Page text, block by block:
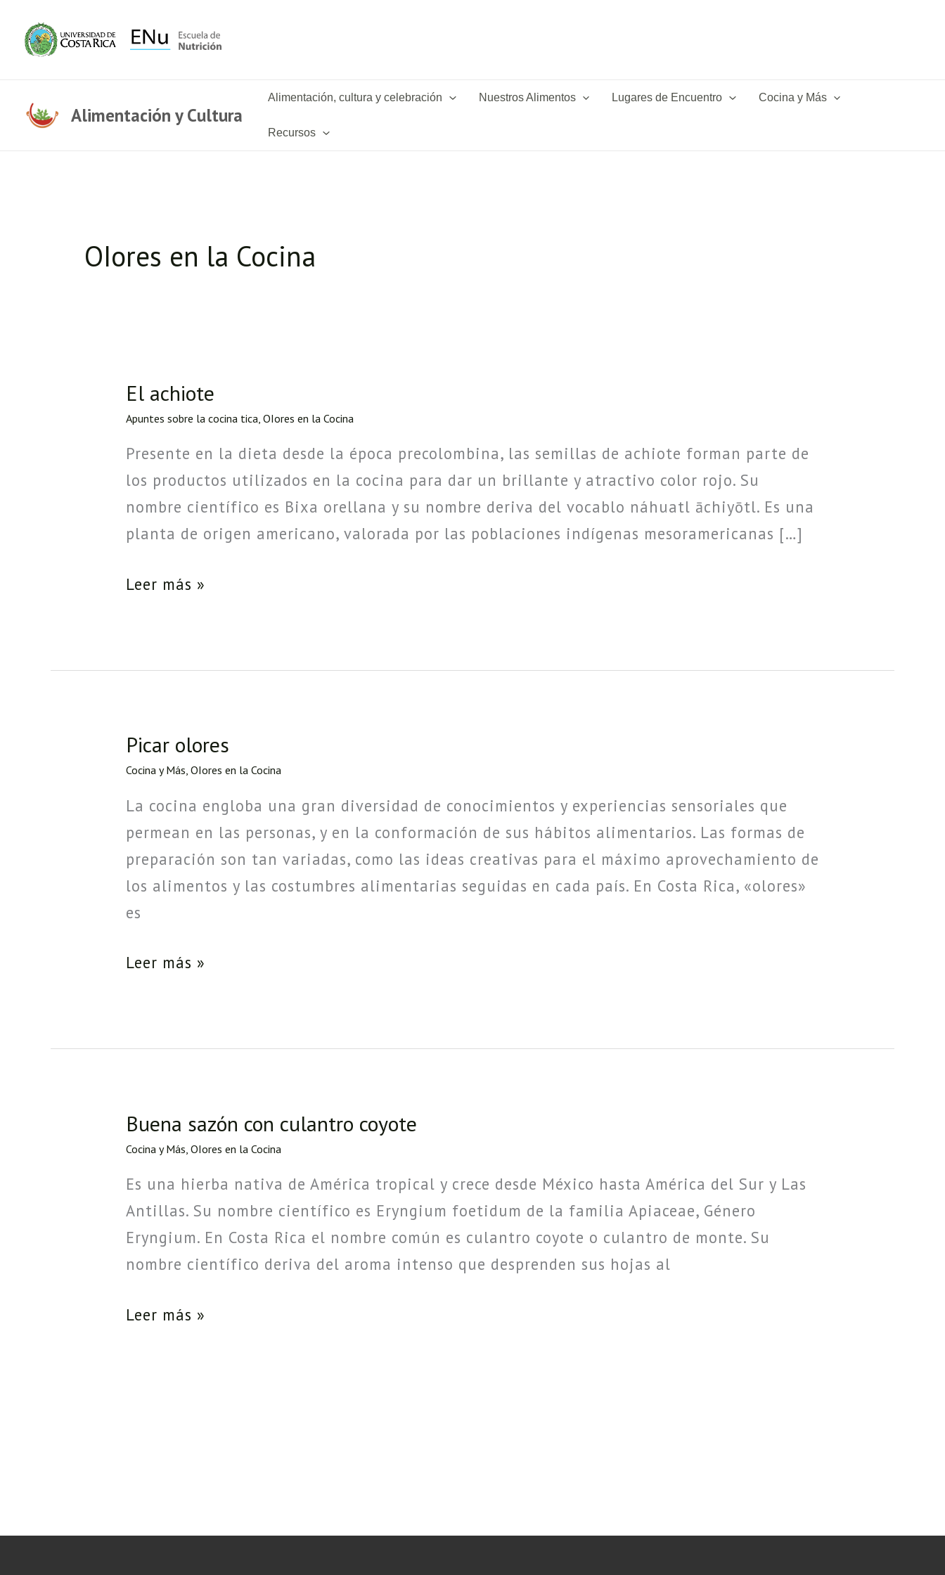
contenido
Alimentación y Cultura
Alimentación, cultura y celebración Nuestros Alimentos Lugares de Encuentro Cocina y Más
Recursos
OIores en la Cocina
El achiote
Apuntes sobre la cocina tica OIores en la Cocina
Presente en la dieta desde la época precolombina, las semillas de achiote forman parte de
los productos utilizados en la cocina para dar un brillante y atractivo color rojo. Su
nombre científico es Bixa orellana y su nombre deriva del vocablo náhuatl āchiyōtl. Es una
planta de origen americano, valorada por las poblaciones indígenas mesoramericanas […]
El
achiote
Leer más »
Picar olores
Cocina y Más, OIores en la Cocina
La cocina engloba una gran diversidad de conocimientos y experiencias sensoriales que
permean en las personas, y en la conformación de sus hábitos alimentarios. Las formas de
preparación son tan variadas, como las ideas creativas para el máximo aprovechamiento de
los alimentos y las costumbres alimentarias seguidas en cada país. En Costa Rica, «olores»
es
Picar
olores
Leer más »
Buena sazón con culantro coyote
Cocina y Más OIores en la Cocina
Es una hierba nativa de América tropical y crece desde México hasta América del Sur y Las
Antillas. Su nombre científico es Eryngium foetidum de la familia Apiaceae, Género
Eryngium. En Costa Rica el nombre común es culantro coyote o culantro de monte. Su
nombre científico deriva del aroma intenso que desprenden sus hojas al
Buena
sazón
con
culantro
coyote
Leer más »